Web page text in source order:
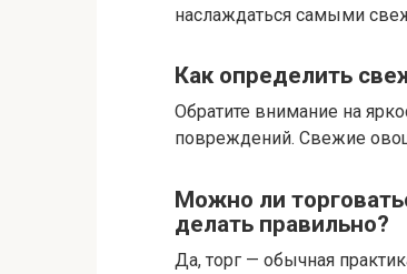
наслаждаться самыми
Как определить
Обратите внимание на
повреждений. Свежие
Можно ли
делать правильно?
Да, торг — обычная